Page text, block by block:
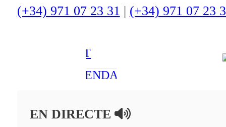
(+34) 971 07 23 31 | (+34) 971 07 23
ENTREVISTES
AMBIENT
AGENDA
A la Carta
EN DIRECTE